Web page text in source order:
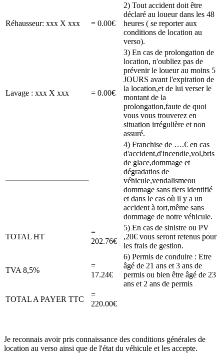
Réhausseur: xxx X xxx = 0.00€
2) Tout accident doit être
déclaré au loueur dans les 48
heures ( se reporter aux
conditions de location au
verso).
Lavage : xxx X xxx = 0.00€
3) En cas de prolongation de
location, n'oubliez pas de
prévenir le loueur au moins 5
JOURS avant l'expiration de
la location,et de lui verser le
montant de la
prolongation,faute de quoi
vous vous trouverez en
situation irrégulière et non
assuré.
4) Franchise de ….€ en cas
d'accident,d'incendie,vol,bris
de glace,dommage et
dégradatios de
véhicule,vendalismeou
dommage sans tiers identifié
et dans le cas où il y a un
accident à tort,même sans
dommage de notre véhicule.
TOTAL HT
=
202.76€
5) En cas de sinistre ou PV
,20€ vous seront retenus pour
les frais de gestion.
TVA 8,5%
=
17.24€
6) Permis de conduire : Etre
âgé de 21 ans et 3 ans de
permis ou bien être âgé de 23
ans et 2 ans de permis
TOTAL A PAYER TTC
=
220.00€
Je reconnais avoir pris connaissance des conditions générales de
location au verso ainsi que de l'état du véhicule et les accepte.